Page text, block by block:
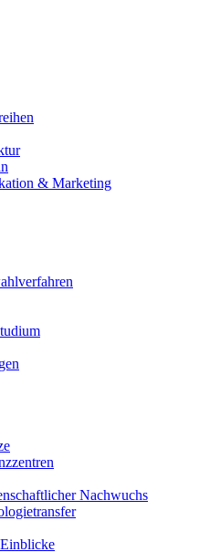
& Marketing
Nachwuchs